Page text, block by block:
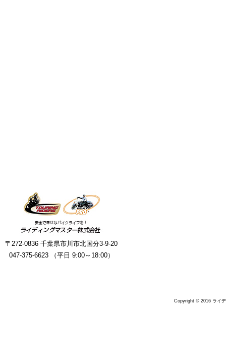
〒272-0836 千葉県市川市北国分3-9-20
047-375-6623 （平日 9:00～18:00）
Copyright © 2016 ライ